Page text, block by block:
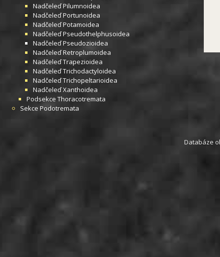
NadčeleďPilumnoidea
NadčeleďPortunoidea
NadčeleďPotamoidea
NadčeleďPseudothelphusoidea
NadčeleďPseudozioidea
NadčeleďRetroplumoidea
NadčeleďTrapezioidea
NadčeleďTrichodactyloidea
NadčeleďTrichopeltarioidea
NadčeleďXanthoidea
Podsekce Thoracotremata
Sekce Podotremata
Databáze